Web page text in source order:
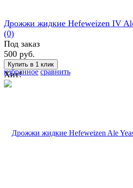
избранное сравнить
Дрожжи жидкие Hefeweizen IV
(0)
Под заказ
500 руб.
Хит!